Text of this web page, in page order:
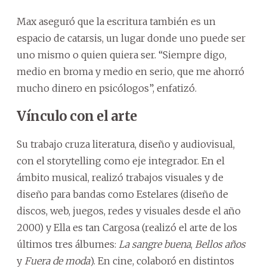
Max aseguró que la escritura también es un
espacio de catarsis, un lugar donde uno puede ser
uno mismo o quien quiera ser. “Siempre digo,
medio en broma y medio en serio, que me ahorró
mucho dinero en psicólogos”, enfatizó.
Vínculo con el arte
Su trabajo cruza literatura, diseño y audiovisual,
con el storytelling como eje integrador. En el
ámbito musical, realizó trabajos visuales y de
diseño para bandas como Estelares (diseño de
discos, web, juegos, redes y visuales desde el año
2000) y Ella es tan Cargosa (realizó el arte de los
últimos tres álbumes: La sangre buena, Bellos años
y Fuera de moda). En cine, colaboró en distintos